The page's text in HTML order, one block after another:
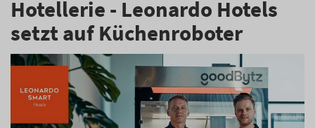
Hotellerie - Leonardo Hotels
setzt auf Küchenroboter